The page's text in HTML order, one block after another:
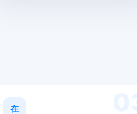
在